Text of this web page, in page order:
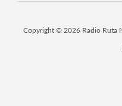
Copyright © 2026 Radio Ruta